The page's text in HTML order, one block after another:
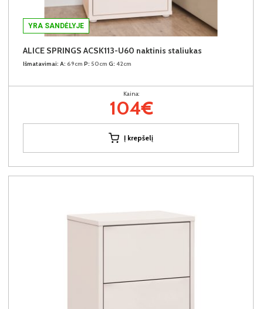
YRA SANDĖLYJE
ALICE SPRINGS ACSK113-U60 naktinis staliukas
Išmatavimai: A: 69cm P: 50cm G: 42cm
Kaina:
104€
Į krepšelį